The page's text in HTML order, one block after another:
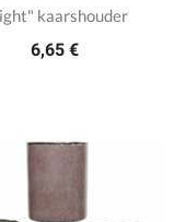
kaarshouder
6,65 €